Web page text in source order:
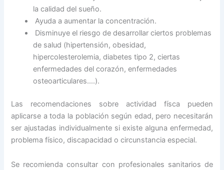
la calidad del sueño.
Ayuda a aumentar la concentración.
Disminuye el riesgo de desarrollar ciertos problemas
de salud (hipertensión, obesidad,
hipercolesterolemia, diabetes tipo 2, ciertas
enfermedades del corazón, enfermedades
osteoarticulares….).
Las recomendaciones sobre actividad físca pueden
aplicarse a toda la población según edad, pero necesitarán
ser ajustadas individualmente si existe alguna enfermedad,
problema físico, discapacidad o circunstancia especial.
Se recomienda consultar con profesionales sanitarios de